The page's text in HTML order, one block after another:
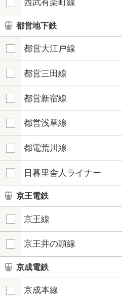
西武有楽町線
都営地下鉄
都営大江戸線
都営三田線
都営新宿線
都営浅草線
都電荒川線
日暮里舎人ライナー
京王電鉄
京王線
京王井の頭線
京成電鉄
京成本線